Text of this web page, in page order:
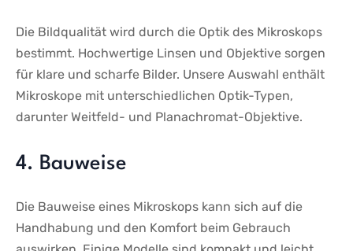
Die Bildqualität wird durch die Optik des Mikroskops
bestimmt. Hochwertige Linsen und Objektive sorgen
für klare und scharfe⁤ Bilder.⁢ Unsere Auswahl enthält
Mikroskope mit ‍unterschiedlichen Optik-Typen,
darunter Weitfeld- ‍und Planachromat-Objektive.
4. Bauweise
Die Bauweise ‌eines Mikroskops kann sich⁤ auf die
Handhabung und ⁤den ⁣Komfort beim Gebrauch